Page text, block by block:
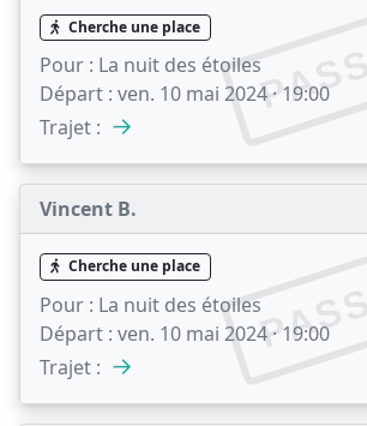
PASSÉ
Cherche une place
Pour : La nuit des étoiles
Départ : ven. 10 mai 2024 · 19:00
Trajet : →
Vincent B.
PASSÉ
Cherche une place
Pour : La nuit des étoiles
Départ : ven. 10 mai 2024 · 19:00
Trajet : →